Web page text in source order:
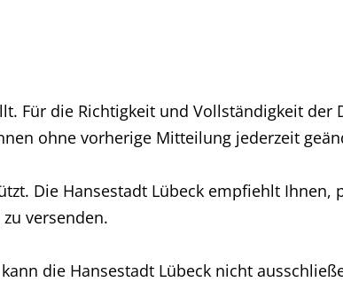
Für die Richtigkeit und Vollständigkeit der
ohne vorherige Mitteilung jederzeit
Die Hansestadt Lübeck empfiehlt Ihnen,
versenden.
die Hansestadt Lübeck nicht